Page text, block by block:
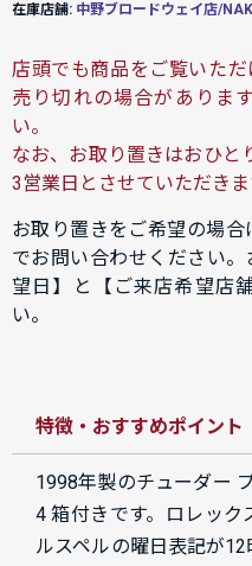
在庫店舗: 中野ブロードウェイ店/
店頭でも商品をご覧いた
売り切れの場合がありま
い。
なお、お取り置きはおひと
3営業日とさせていただきま
お取り置きをご希望の場合
でお問い合わせください
望日】と【ご来店希望店
い。
特徴・おすすめポイント
1998年製のチューダー
4 箱付きです。ロレック
ルスペルの曜日表記が